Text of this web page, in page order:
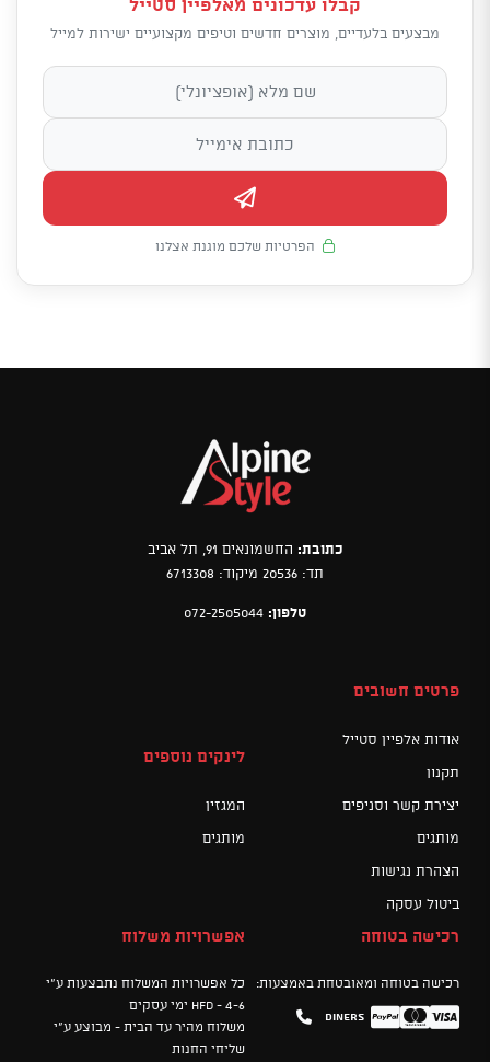
קבלו עדכונים מאלפיין סטייל
מבצעים בלעדיים, מוצרים חדשים וטיפים מקצועיים ישירות למייל
הפרטיות שלכם מוגנת אצלנו
כתובת: החשמונאים 91, תל אביב
תד: 20536 מיקוד: 6713308
טלפון: 072-2505044
פרטים חשובים
אודות אלפיין סטייל
תקנון
יצירת קשר וסניפים
מותגים
הצהרת נגישות
ביטול עסקה
לינקים נוספים
המגזין
מותגים
רכישה בטוחה
רכישה בטוחה ומאובטחת באמצעות:
Visa
Mastercard
PayPal
Diners
אפשרויות משלוח
כל אפשרויות המשלוח נתבצעות ע"י
HFD - 4-6 ימי עסקים
משלוח מהיר עד הבית - מבוצע ע"י
שליחי החנות